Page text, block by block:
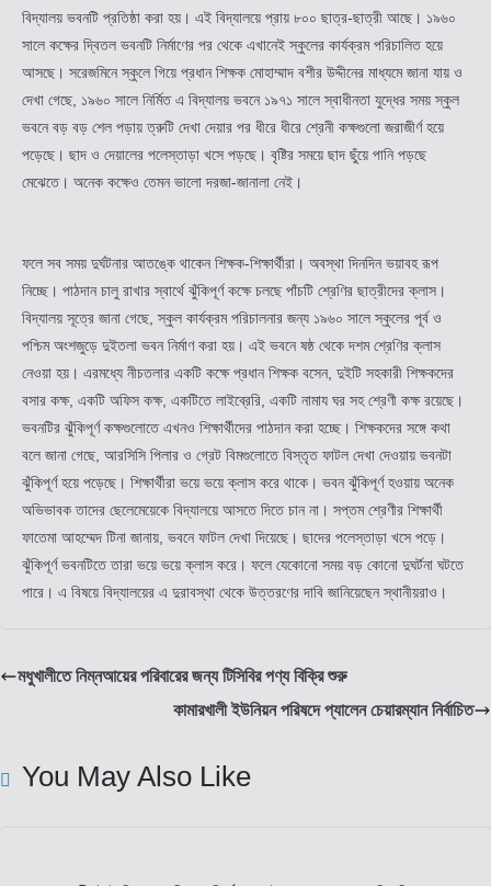
বিদ্যালয় ভবনটি প্রতিষ্ঠা করা হয়। এই বিদ্যালয়ে প্রায় ৮০০ ছাত্র-ছাত্রী আছে। ১৯৬০
সালে কক্ষের দ্বিতল ভবনটি নির্মাণের পর থেকে এখানেই স্কুলের কার্যক্রম পরিচালিত হয়ে
আসছে। সরেজমিনে স্কুলে গিয়ে প্রধান শিক্ষক মোহাম্মাদ বশীর উদ্দীনের মাধ্যমে জানা যায় ও
দেখা গেছে, ১৯৬০ সালে নির্মিত এ বিদ্যালয় ভবনে ১৯৭১ সালে স্বাধীনতা যুদ্ধের সময় স্কুল
ভবনে বড় বড় শেল পড়ায় ত্রুটি দেখা দেয়ার পর ধীরে ধীরে শ্রেনী কক্ষগুলো জরাজীর্ণ হয়ে
পড়েছে। ছাদ ও দেয়ালের পলেস্তাড়া খসে পড়ছে। বৃষ্টির সময়ে ছাদ ছুঁয়ে পানি পড়ছে
মেঝেতে। অনেক কক্ষেও তেমন ভালো দরজা-জানালা নেই।
ফলে সব সময় দুর্ঘটনার আতঙ্কে থাকেন শিক্ষক-শিক্ষার্থীরা। অবস্থা দিনদিন ভয়াবহ রূপ
নিচ্ছে। পাঠদান চালু রাখার স্বার্থে ঝুঁকিপূর্ণ কক্ষে চলছে পাঁচটি শ্রেণির ছাত্রীদের ক্লাস।
বিদ্যালয় সূত্রে জানা গেছে, স্কুল কার্যক্রম পরিচালনার জন্য ১৯৬০ সালে স্কুলের পূর্ব ও
পশ্চিম অংশজুড়ে দুইতলা ভবন নির্মাণ করা হয়। এই ভবনে ষষ্ঠ থেকে দশম শ্রেণির ক্লাস
নেওয়া হয়। এরমধ্যে নীচতলার একটি কক্ষে প্রধান শিক্ষক বসেন, দুইটি সহকারী শিক্ষকদের
বসার কক্ষ, একটি অফিস কক্ষ, একটিতে লাইব্রেরি, একটি নামায ঘর সহ শ্রেণী কক্ষ রয়েছে।
ভবনটির ঝুঁকিপূর্ণ কক্ষগুলোতে এখনও শিক্ষার্থীদের পাঠদান করা হচ্ছে। শিক্ষকদের সঙ্গে কথা
বলে জানা গেছে, আরসিসি পিলার ও গ্রেট বিমগুলোতে বিস্তৃত ফাটল দেখা দেওয়ায় ভবনটা
ঝুঁকিপূর্ণ হয়ে পড়েছে। শিক্ষার্থীরা ভয়ে ভয়ে ক্লাস করে থাকে। ভবন ঝুঁকিপূর্ণ হওয়ায় অনেক
অভিভাবক তাদের ছেলেমেয়েকে বিদ্যালয়ে আসতে দিতে চান না। সপ্তম শ্রেণীর শিক্ষার্থী
ফাতেমা আহম্মেদ টিনা জানায়, ভবনে ফাটল দেখা দিয়েছে। ছাদের পলেস্তাড়া খসে পড়ে।
ঝুঁকিপূর্ণ ভবনটিতে তারা ভয়ে ভয়ে ক্লাস করে। ফলে যেকোনো সময় বড় কোনো দুঘর্টনা ঘটতে
পারে। এ বিষয়ে বিদ্যালয়ের এ দুরাবস্থা থেকে উত্তরণের দাবি জানিয়েছেন স্থানীয়রাও।
মধুখালীতে নিম্নআয়ের পরিবারের জন্য টিসিবির পণ্য বিক্রি শুরু
কামারখালী ইউনিয়ন পরিষদে প্যালেন চেয়ারম্যান নির্বাচিত
You May Also Like